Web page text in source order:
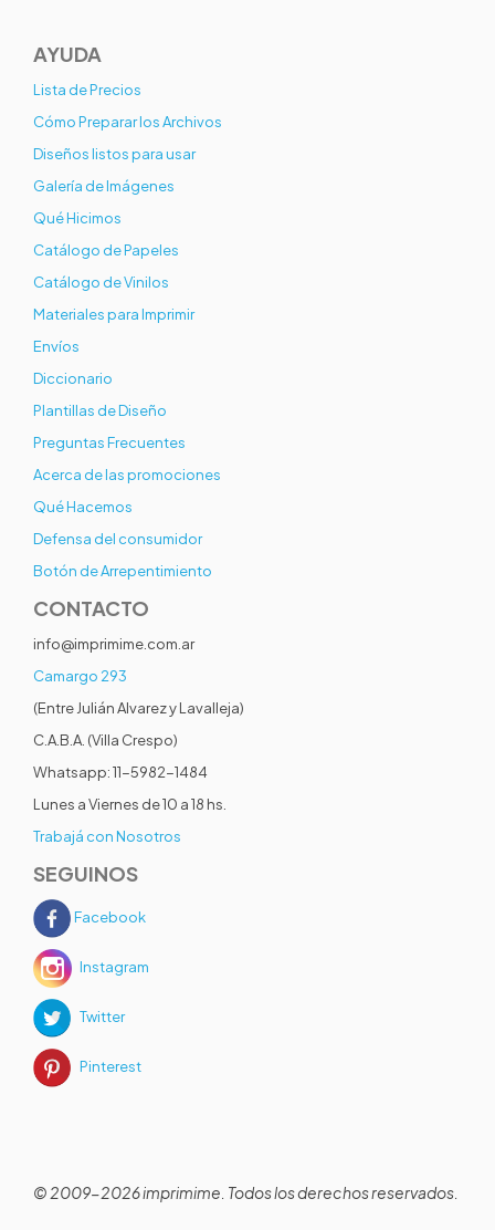
AYUDA
Lista de Precios
Cómo Preparar los Archivos
Diseños listos para usar
Galería de Imágenes
Qué Hicimos
Catálogo de Papeles
Catálogo de Vinilos
Materiales para Imprimir
Envíos
Diccionario
Plantillas de Diseño
Preguntas Frecuentes
Acerca de las promociones
Qué Hacemos
Defensa del consumidor
Botón de Arrepentimiento
CONTACTO
info@imprimime.com.ar
Camargo 293
(Entre Julián Alvarez y Lavalleja)
C.A.B.A. (Villa Crespo)
Whatsapp: 11-5982-1484
Lunes a Viernes de 10 a 18 hs.
Trabajá con Nosotros
SEGUINOS
Facebook
Instagram
Twitter
Pinterest
© 2009-2026 imprimime. Todos los derechos reservados.